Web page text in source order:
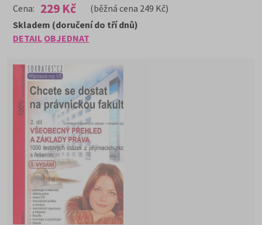
Cena: 229 Kč (běžná cena 249 Kč)
DETAIL OBJEDNAT
Skladem (doručení do tří dnů)